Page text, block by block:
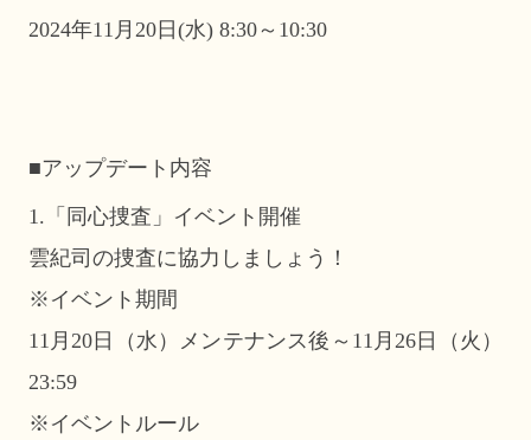
2024年11月20日(水) 8:30～10:30
■アップデート内容
1.「同心捜査」イベント開催
雲紀司の捜査に協力しましょう！
※イベント期間
11月20日（水）メンテナンス後～11月26日（火）
23:59
※イベントルール